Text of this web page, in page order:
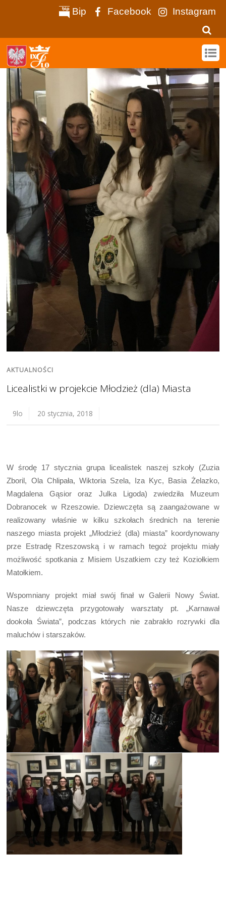
Bip Facebook Instagram
AKTUALNOŚCI
Licealistki w projekcie Młodzież (dla) Miasta
9lo 20 stycznia, 2018
W środę 17 stycznia grupa licealistek naszej szkoły (Zuzia
Zboril, Ola Chlipała, Wiktoria Szela, Iza Kyc, Basia Żelazko,
Magdalena Gąsior oraz Julka Ligoda) zwiedziła Muzeum
Dobranocek w Rzeszowie. Dziewczęta są zaangażowane w
realizowany właśnie w kilku szkołach średnich na terenie
naszego miasta projekt „Młodzież (dla) miasta” koordynowany
prze Estradę Rzeszowską i w ramach tegoż projektu miały
możliwość spotkania z Misiem Uszatkiem czy też Koziołkiem
Matołkiem.
Wspomniany projekt miał swój finał w Galerii Nowy Świat.
Nasze dziewczęta przygotowały warsztaty pt. „Karnawał
dookoła Świata”, podczas których nie zabrakło rozrywki dla
maluchów i starszaków.